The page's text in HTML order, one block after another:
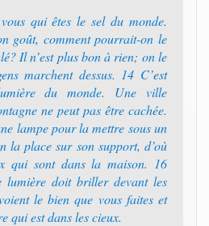
qui êtes le sel du monde.
goût, comment pourrait-on le
Il n’est plus bon à rien; on le
marchent dessus. 14 C’est
du monde. Une ville
ne peut pas être cachée.
lampe pour la mettre sous un
la place sur son support, d’où
qui sont dans la maison. 16
lumière doit briller devant les
le bien que vous faites et
qui est dans les cieux.